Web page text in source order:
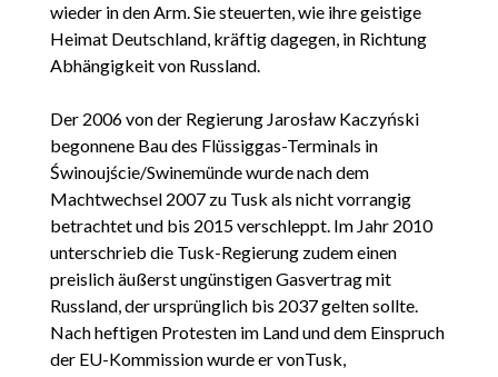
wieder in den Arm. Sie steuerten, wie ihre geistige
Heimat Deutschland, kräftig dagegen, in Richtung
Abhängigkeit von Russland.
Der 2006 von der Regierung Jarosław Kaczyński
begonnene Bau des Flüssiggas-Terminals in
Świnoujście/Swinemünde wurde nach dem
Machtwechsel 2007 zu Tusk als nicht vorrangig
betrachtet und bis 2015 verschleppt. Im Jahr 2010
unterschrieb die Tusk-Regierung zudem einen
preislich äußerst ungünstigen Gasvertrag mit
Russland, der ursprünglich bis 2037 gelten sollte.
Nach heftigen Protesten im Land und dem Einspruch
der EU-Kommission wurde er vonTusk,